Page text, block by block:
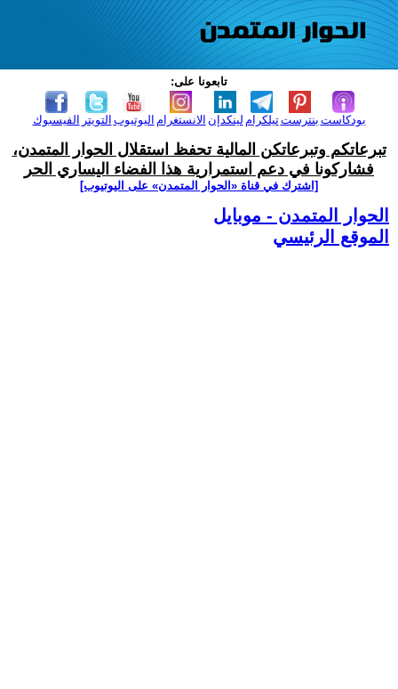
تابعونا على:
الفيسبوك التويتر اليوتيوب الانستغرام لينكدإن تيلكرامبنترست بودكاست
تبرعاتكم وتبرعاتكن المالية تحفظ استقلال الحوار المتمدن،
فشاركونا في دعم استمرارية هذا الفضاء اليساري الحر
[اشترك في قناة ‫«الحوار المتمدن» على اليوتيوب]
الحوار المتمدن - موبايل
الموقع الرئيسي